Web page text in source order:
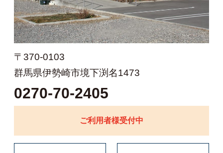
〒370-0103
群馬県伊勢崎市境下渕名1473
0270-70-2405
ご利用者様受付中